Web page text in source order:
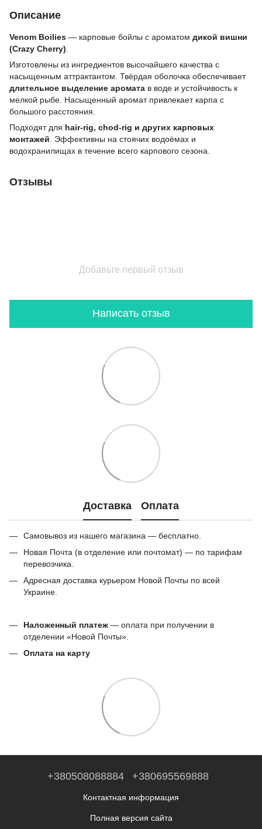
Описание
Venom Boilies — карповые бойлы с ароматом дикой вишни
(Crazy Cherry)
Изготовлены из ингредиентов высочайшего качества с
насыщенным аттрактантом. Твёрдая оболочка обеспечивает
длительное выделение аромата в воде и устойчивость к
мелкой рыбе. Насыщенный аромат привлекает карпа с
большого расстояния.
Подходят для hair-rig, chod-rig и других карповых
монтажей . Эффективны на стоячих водоёмах и
водохранилищах в течение всего карпового сезона.
Отзывы
Добавьте первый отзыв
Написать отзыв
Доставка Оплата
Самовывоз из нашего магазина — бесплатно.
Новая Почта (в отделение или почтомат) — по тарифам
перевозчика.
Адресная доставка курьером Новой Почты по всей
Украине.
Наложенный платеж — оплата при получении в
отделении «Новой Почты».
Оплата на карту
+380508088884 +380695569888
Контактная информация
Полная версия сайта